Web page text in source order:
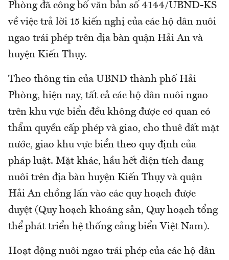
Phòng đã công bố văn bản số 4144/UBND-KS
về việc trả lời 15 kiến nghị của các hộ dân nuôi
ngao trái phép trên địa bàn quận Hải An và
huyện Kiến Thụy.
Theo thông tin của UBND thành phố Hải
Phòng, hiện nay, tất cả các hộ dân nuôi ngao
trên khu vực biển đều không được cơ quan có
thẩm quyền cấp phép và giao, cho thuê đất mặt
nước, giao khu vực biển theo quy định của
pháp luật. Mặt khác, hầu hết diện tích đang
nuôi trên địa bàn huyện Kiến Thụy và quận
Hải An chồng lấn vào các quy hoạch được
duyệt (Quy hoạch khoáng sản, Quy hoạch tổng
thể phát triển hệ thống cảng biển Việt Nam).
Hoạt động nuôi ngao trái phép của các hộ dân